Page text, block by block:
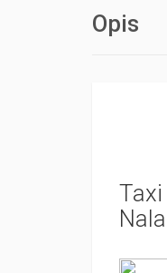
Opis